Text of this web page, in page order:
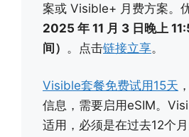
案或 Visible+ 月费方案。
2025 年 11 月 3 日晚上
间） 。点击链接立享。
Visible套餐免费试用15天
信息，需要启用eSIM。
适用，必须是在过去12个